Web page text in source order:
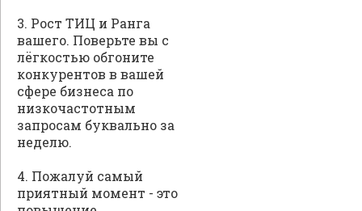
3. Рост ТИЦ и Ранга
вашего. Поверьте вы с
лёгкостью обгоните
конкурентов в вашей
сфере бизнеса по
низкочастотным
запросам буквально за
неделю.
4. Пожалуй самый
приятный момент - это